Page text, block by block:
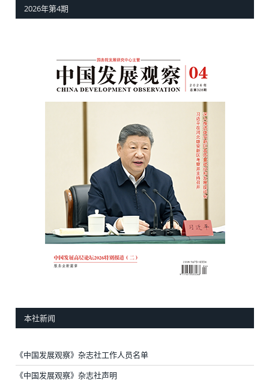
2026年第4期
本社新闻
《中国发展观察》杂志社工作人员名单
《中国发展观察》杂志社声明